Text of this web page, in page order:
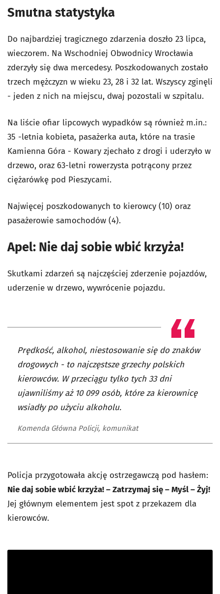
Smutna statystyka
Do najbardziej tragicznego zdarzenia doszło 23 lipca,
wieczorem. Na Wschodniej Obwodnicy Wrocławia
zderzyły się dwa mercedesy. Poszkodowanych zostało
trzech mężczyzn w wieku 23, 28 i 32 lat. Wszyscy zginęli
- jeden z nich na miejscu, dwaj pozostali w szpitalu.
Na liście ofiar lipcowych wypadków są również m.in.:
35 -letnia kobieta, pasażerka auta, które na trasie
Kamienna Góra - Kowary zjechało z drogi i uderzyło w
drzewo, oraz 63-letni rowerzysta potrącony przez
ciężarówkę pod Pieszycami.
Najwięcej poszkodowanych to kierowcy (10) oraz
pasażerowie samochodów (4).
Apel: Nie daj sobie wbić krzyża!
Skutkami zdarzeń są najczęściej zderzenie pojazdów,
uderzenie w drzewo, wywrócenie pojazdu.
Prędkość, alkohol, niestosowanie się do znaków
drogowych - to najczęstsze grzechy polskich
kierowców. W przeciągu tylko tych 33 dni
ujawniliśmy aż 10 099 osób, które za kierownicę
wsiadły po użyciu alkoholu.
Komenda Główna Policji, komunikat
Policja przygotowała akcję ostrzegawczą pod hasłem:
Nie daj sobie wbić krzyża! – Zatrzymaj się – Myśl – Żyj!
Jej głównym elementem jest spot z przekazem dla
kierowców.